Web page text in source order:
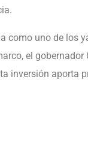
como uno de los
el
inversión aporta